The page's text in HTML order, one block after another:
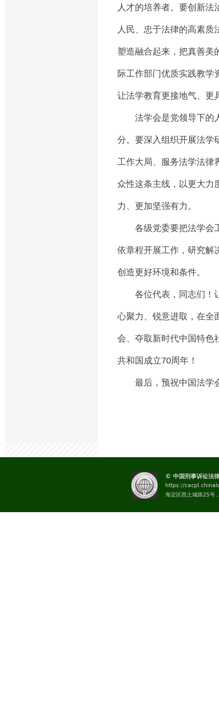
人才的培养者。要创新
人民、忠于法律的高素
塑造融合起来，把真善美
际工作部门优质实践教
让法学教育更接地气、更
法学会是党领导下的人
分。要深入组织开展法学
工作大局、服务法学法律
众性这条主线，以更大力
力、更加坚强有力。
各级党委要把法学会工
依章程开展工作，研究解
创造更好环境和条件。
各位代表，同志们！让
心聚力、锐意进取，在全
会、夺取新时代中国特色
共和国成立70周年！
最后，预祝中国法学会
© 中国刑事诉讼法
https://
海淀区西土城路25号